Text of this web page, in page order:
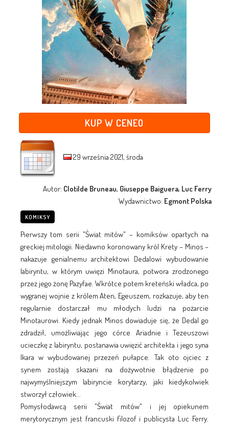
KUP W CENEO
29 września 2021, środa
Autor: Clotilde Bruneau, Giuseppe Baiguera, Luc Ferry
Wydawnictwo: Egmont Polska
KOMIKSY
Pierwszy tom serii "Świat mitów" – komiksów opartych na
greckiej mitologii. Niedawno koronowany król Krety – Minos –
nakazuje genialnemu architektowi Dedalowi wybudowanie
labiryntu, w którym uwięzi Minotaura, potwora zrodzonego
przez jego żonę Pazyfae. Wkrótce potem kreteński władca, po
wygranej wojnie z królem Aten, Egeuszem, rozkazuje, aby ten
regularnie dostarczał mu młodych ludzi na pożarcie
Minotaurowi. Kiedy jednak Minos dowiaduje się, że Dedal go
zdradził, umożliwiając jego córce Ariadnie i Tezeuszowi
ucieczkę z labiryntu, postanawia uwięzić architekta i jego syna
Ikara w wybudowanej przezeń pułapce. Tak oto ojciec z
synem zostają skazani na dożywotnie błądzenie po
najwymyślniejszym labiryncie korytarzy, jaki kiedykolwiek
stworzył człowiek...
Pomysłodawcą serii "Świat mitów" i jej opiekunem
merytorycznym jest francuski filozof i publicysta Luc Ferry.